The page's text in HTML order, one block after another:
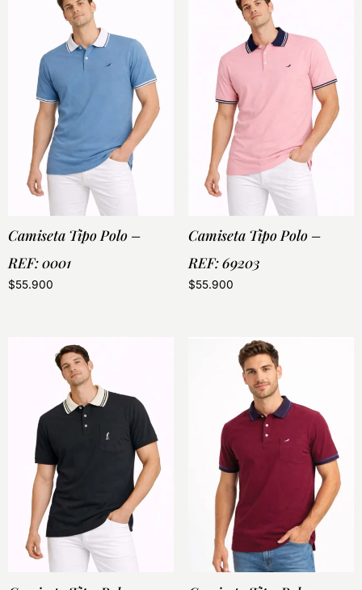
Camiseta Tipo Polo –
REF: 0001
$55.900
Camiseta Tipo Polo –
REF: 69203
$55.900